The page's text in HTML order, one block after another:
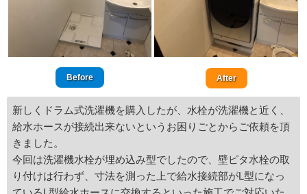
Before After
新しくドラム式洗濯機を購入したが、水栓が洗濯機と近く、
給水ホースが接続出来ないというお困りごとからご依頼を頂
きました。
今回は洗濯機水栓が埋め込み型でしたので、壁ピタ水栓の取
り付けは行わず、寸法を測った上で給水接続部がL型になっ